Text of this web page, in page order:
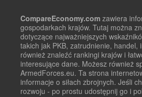
CompareEconomy.com zawiera
gospodarkach krajów. Tutaj można
dotyczące najważniejszych
takich jak PKB, zatrudnienie, handel,
również znaleźć rankingi krajów i
interesujące dane. Możesz również
ArmedForces.eu. Ta strona
informacje o siłach zbrojnych. Jeśli
rozwoju - po prostu udostępnij go i